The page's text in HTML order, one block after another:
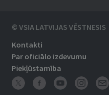
© VSIA LATVIJAS VĒSTNESIS
Kontakti
Par oficiālo izdevumu
Piekļūstamība